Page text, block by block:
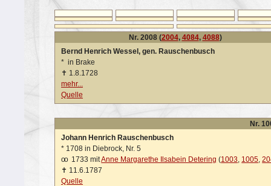
Nr. 2008 (2004, 4084, 4088)
Bernd Henrich Wessel, gen. Rauschenbusch
* in Brake
✝ 1.8.1728
mehr...
Quelle
Nr.
Johann Henrich Rauschenbusch
* 1708 in Diebrock, Nr. 5
oo
1733 mitAnne Margarethe Ilsabein Detering (1003, 1005,
✝ 11.6.1787
Quelle